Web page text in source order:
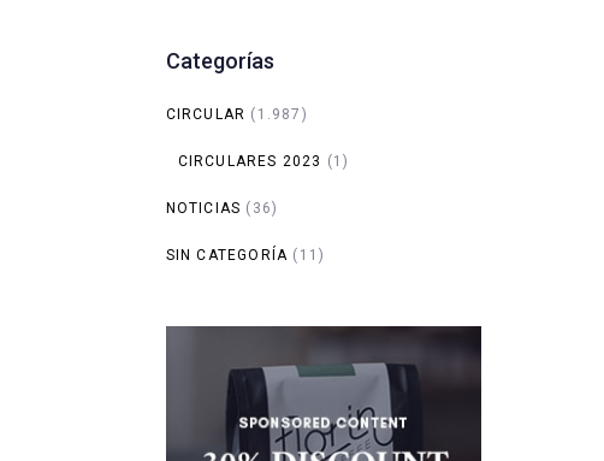
Categorías
CIRCULAR (1.987)
CIRCULARES 2023 (1)
NOTICIAS (36)
SIN CATEGORÍA (11)